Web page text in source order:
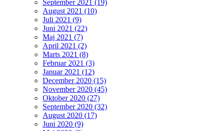
September 2021 (19)
August 2021 (10)
Juli 2021 (9)
Juni 2021 (22)
Maj 2021 (7)
April 2021 (2)
Marts 2021 (8)
Februar 2021 (3)
Januar 2021 (12)
December 2020 (15)
November 2020 (45)
Oktober 2020 (27)
September 2020 (32)
August 2020 (17)
Juni 2020 (9)